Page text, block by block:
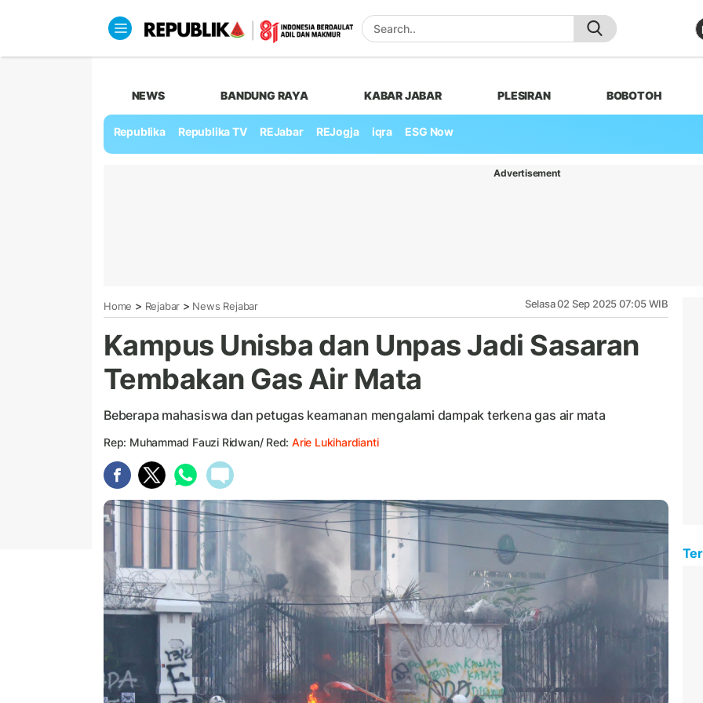
NEWS BANDUNG RAYA KABAR JABAR PLESIRAN BOBOTOH
Republika Republika TV REJabar REJogja iqra ESG Now
Advertisement
Home > Rejabar > News Rejabar Selasa 02 Sep 2025 07:05 WIB
Kampus Unisba dan Unpas Jadi Sasaran
Tembakan Gas Air Mata
Beberapa mahasiswa dan petugas keamanan mengalami dampak terkena gas air mata
Rep: Muhammad Fauzi Ridwan/ Red:Arie Lukihardianti